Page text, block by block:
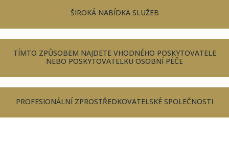
ŠIROKÁ NABÍDKA SLUŽEB
TÍMTO ZPŮSOBEM NAJDETE VHODNÉHO POSKYTOVATELE
NEBO POSKYTOVATELKU OSOBNÍ PÉČE
PROFESIONÁLNÍ ZPROSTŘEDKOVATELSKÉ SPOLEČNOSTI